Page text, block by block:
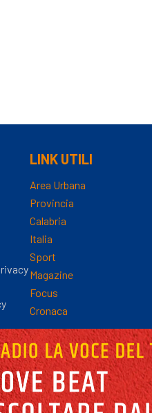
LINK UTILI
Area Urbana
Provincia
Calabria
Italia
Sport
Magazine
Focus
Cronaca
Responsabile Simona